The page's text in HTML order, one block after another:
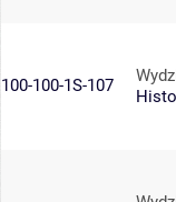
100-100-1S-107